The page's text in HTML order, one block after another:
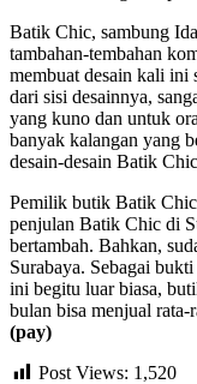
Batik Chic, sambung
tambahan-tembahan
membuat desain kali ini
dari sisi desainnya,
yang kuno dan untuk
banyak kalangan yang
desain-desain Batik
Pemilik butik Batik
penjulan Batik Chic di
bertambah. Bahkan,
Surabaya. Sebagai
ini begitu luar biasa,
bulan bisa menjual
(pay)
Post Views: 1,520